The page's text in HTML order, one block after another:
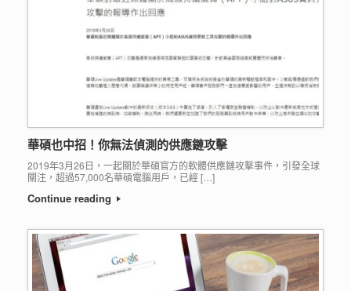
華碩也中招！你無法偵測的供應鏈攻擊
2019年3月26日，一起關於華碩官方的軟體供應鏈攻擊事件，引發全球
關注，超過57,000名華碩電腦用戶，已經 […]
Continue reading